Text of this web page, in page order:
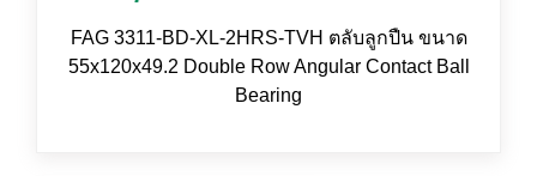
FAG 3311-BD-XL-2HRS-TVH ตลับลูกปืน ขนาด
55x120x49.2 Double Row Angular Contact Ball
Bearing